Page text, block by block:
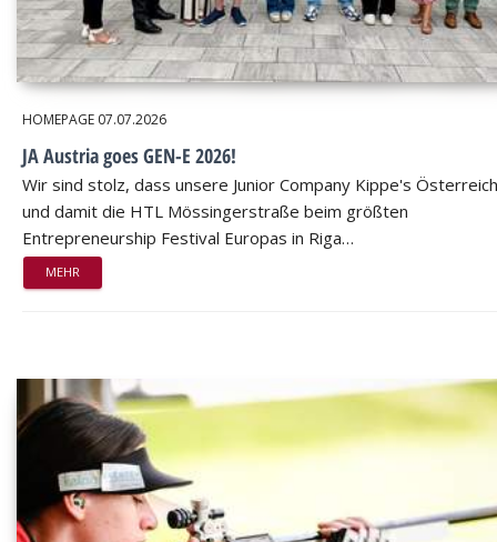
HOMEPAGE 07.07.2026
JA Austria goes GEN-E 2026!
Wir sind stolz, dass unsere Junior Company Kippe's Österreich
und damit die HTL Mössingerstraße beim größten
Entrepreneurship Festival Europas in Riga…
MEHR